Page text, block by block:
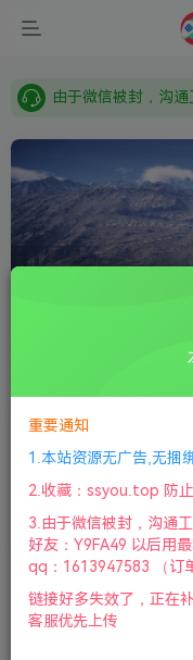
免费听音乐听歌软件
2
重要通知
1.本站资源无广告,无捆
2.收藏：ssyou.top 防
3.由于微信被封，沟通
好友：Y9FA49 以后用
qq：1613947583 （订
链接好多失效了，正在
客服优先上传